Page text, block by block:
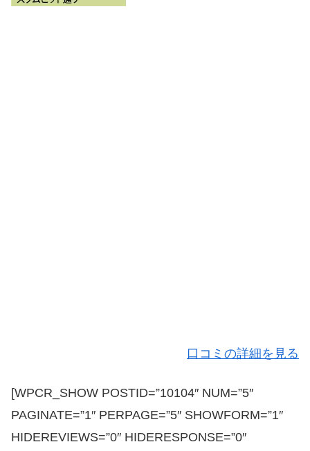
口コミの詳細を見る
[WPCR_SHOW POSTID=”10104″ NUM=”5″
PAGINATE=”1″ PERPAGE=”5″ SHOWFORM=”1″
HIDEREVIEWS=”0″ HIDERESPONSE=”0″